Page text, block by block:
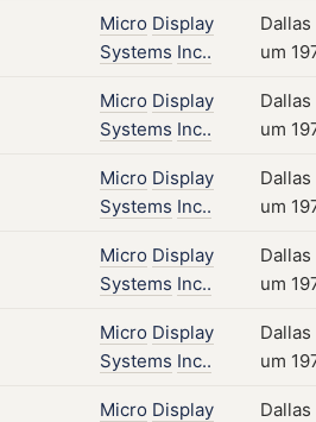
Micro Display
Systems Inc..
Dallas
um
Micro Display
Systems Inc..
Dallas
um
Micro Display
Systems Inc..
Dallas
um
Micro Display
Systems Inc..
Dallas
um
Micro Display
Systems Inc..
Dallas
um
Micro Display
Dallas